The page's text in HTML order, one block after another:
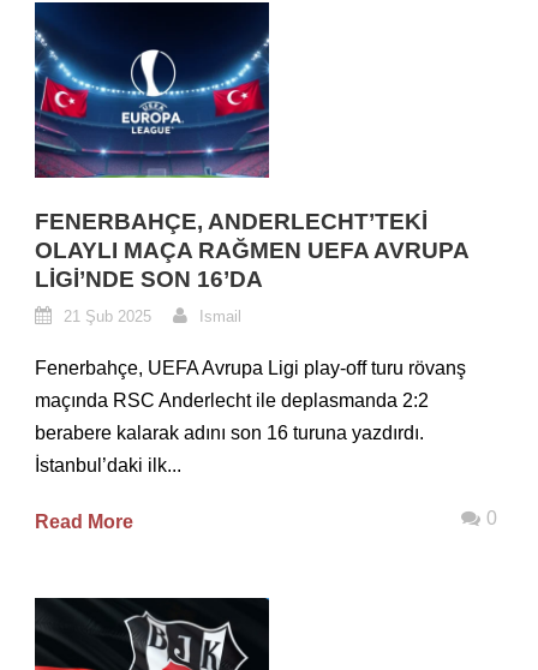
FENERBAHÇE, ANDERLECHT’TEKI
OLAYLI MAÇA RAĞMEN UEFA AVRUPA
LIGI’NDE SON 16’DA
21 Şub 2025 Ismail
Fenerbahçe, UEFA Avrupa Ligi play-off turu rövanş
maçında RSC Anderlecht ile deplasmanda 2:2
berabere kalarak adını son 16 turuna yazdırdı.
İstanbul’daki ilk...
Read More 0